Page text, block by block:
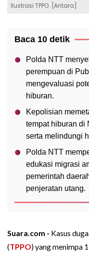
Ilustrasi TPPO. [Antara]
Baca 10 detik
Polda NTT
perempuan di
mengevaluasi
hiburan.
Kepolisian
tempat hiburan di
serta melindungi
Polda NTT
edukasi migrasi
pemerintah
penjeratan utang.
Suara.com - Kasus
(TPPO) yang menimpa